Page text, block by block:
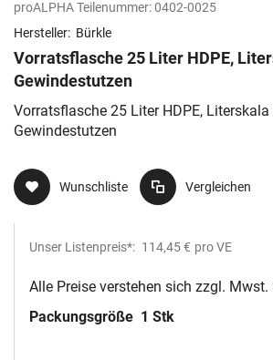
proALPHA Teilenummer:0402-0025
Hersteller: Bürkle
Vorratsflasche 25 Liter HDPE,
Gewindestutzen
Vorratsflasche 25 Liter HDPE,
Gewindestutzen
Wunschliste Vergleichen
Unser Listenpreis*: 114,45 € pro VE
Alle Preise verstehen sich zzgl. Mwst.
Packungsgröße 1 Stk